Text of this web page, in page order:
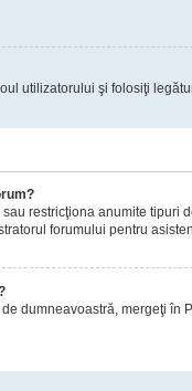
utilizatorului şi folosiţi
restricţiona anumite tipuri
forumului pentru
dumneavoastră, mergeţi în